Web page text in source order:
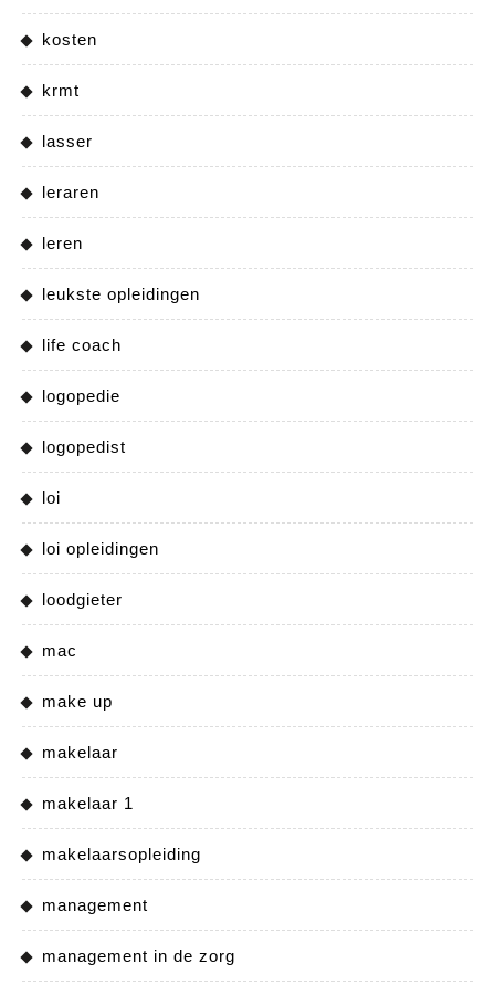
kosten
krmt
lasser
leraren
leren
leukste opleidingen
life coach
logopedie
logopedist
loi
loi opleidingen
loodgieter
mac
make up
makelaar
makelaar 1
makelaarsopleiding
management
management in de zorg